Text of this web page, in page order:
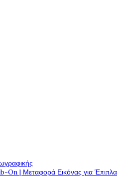
| Μεταφορά Εικόνας για Έπιπλα